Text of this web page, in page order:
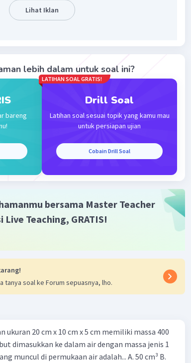
)
Iklan
Lihat Iklan
lebih dalam untuk soal ini?
bareng
LATIHAN SOAL GRATIS!
Drill Soal
Latihan soal sesuai topik yang kamu mau
untuk persiapan ujian
Cobain Drill Soal
bersama Master Teacher
Live Teaching, GRATIS!
tanya soal ke Forum sepuasnya, lho.
ukuran 20 cm x 10 cm x 5 cm memiliki massa 400
dimasukkan ke dalam air dengan massa jenis 1
muncul di permukaan air adalah... A. 50 cm³ B.